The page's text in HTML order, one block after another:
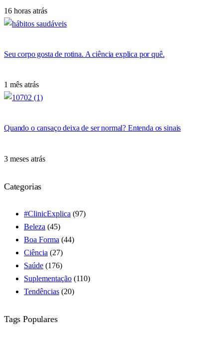
16 horas atrás
Seu corpo gosta de rotina. A ciência explica por quê.
1 mês atrás
Quando o cansaço deixa de ser normal? Entenda os sinais
3 meses atrás
Categorias
#ClinicExplica (97)
Beleza (45)
Boa Forma (44)
Ciência (27)
Saúde (176)
Suplementação (110)
Tendências (20)
Tags Populares